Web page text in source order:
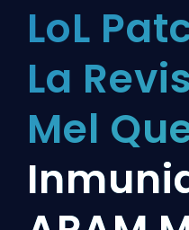
LoL
La
Mel